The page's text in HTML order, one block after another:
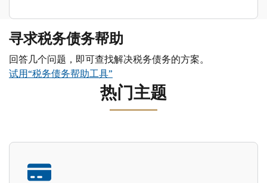
寻求税务债务帮助
回答几个问题，即可查找解决税务债务的方案。
试用“税务债务帮助工具”
热门主题